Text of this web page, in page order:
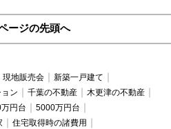
ージの先頭へ
現地販売会
新築一戸建て
ン 千葉の不動産
木更津の不動産
円台
5000万円台
住宅取得時の諸費用